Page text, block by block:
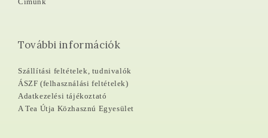
További információk
Szállítási feltételek, tudnivalók
ÁSZF (felhasználási feltételek)
Adatkezelési tájékoztató
A Tea Útja Közhasznú Egyesület